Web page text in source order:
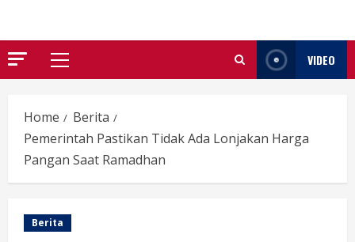
Primary
VIDEO
Home
Berita
Pemerintah Pastikan Tidak Ada Lonjakan Harga
Pangan Saat Ramadhan
Berita